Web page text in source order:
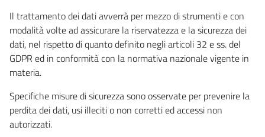
Il trattamento dei dati avverrà per mezzo di strumenti e con
modalità volte ad assicurare la riservatezza e la sicurezza dei
dati, nel rispetto di quanto definito negli articoli 32 e ss. del
GDPR ed in conformità con la normativa nazionale vigente in
materia.
Specifiche misure di sicurezza sono osservate per prevenire la
perdita dei dati, usi illeciti o non corretti ed accessi non
autorizzati.